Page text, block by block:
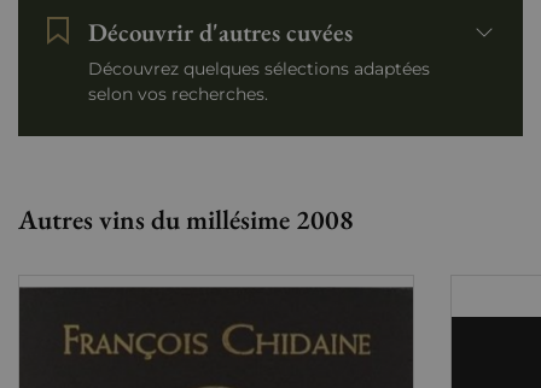
Découvrir d'autres cuvées
Découvrez quelques sélections adaptées
selon vos recherches.
Autres vins du millésime 2008